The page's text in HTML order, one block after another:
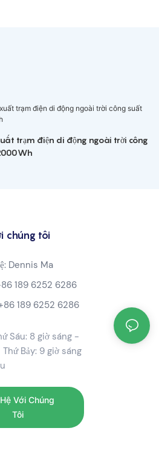
trạm điện di động ngoài trời công
chúng tôi
Dennis Ma
189 6252 6286
189 6252 6286
Sáu: 8 giờ sáng -
Bảy: 9 giờ sáng
Với Chúng
Tôi